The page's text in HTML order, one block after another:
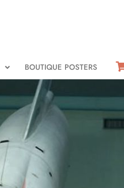
BOUTIQUE POSTERS